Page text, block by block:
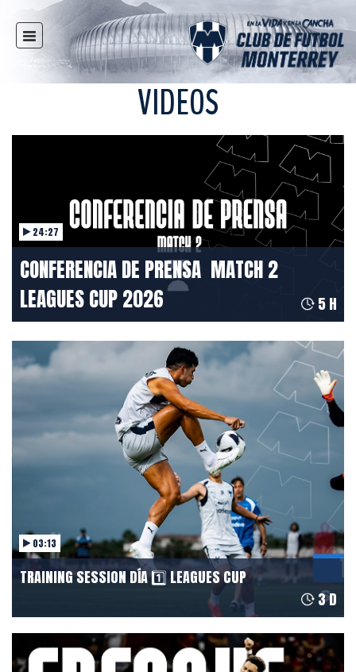
HOME
NEWS
MULTIMEDIA
YOUTH
SOCIAL RESPONSIBILITY
TICKETS
STORE
STADIUM
PRESS
CONTACT
VIDEOS
24:27
CONFERENCIA DE PRENSA ️ MATCH 2
LEAGUES CUP 2026
5 H
03:13
TRAINING SESSION DÍA 1️⃣ LEAGUES CUP
3 D